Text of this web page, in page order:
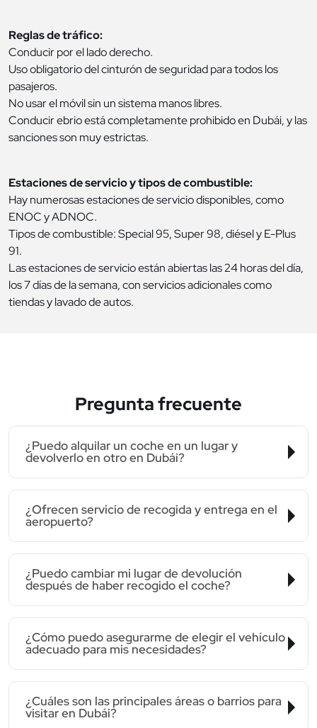
Reglas de tráfico:
Conducir por el lado derecho.
Uso obligatorio del cinturón de seguridad para todos los
pasajeros.
No usar el móvil sin un sistema manos libres.
Conducir ebrio está completamente prohibido en Dubái, y las
sanciones son muy estrictas.
Estaciones de servicio y tipos de combustible:
Hay numerosas estaciones de servicio disponibles, como
ENOC y ADNOC.
Tipos de combustible: Special 95, Super 98, diésel y E-Plus
91.
Las estaciones de servicio están abiertas las 24 horas del día,
los 7 días de la semana, con servicios adicionales como
tiendas y lavado de autos.
Pregunta frecuente
¿Puedo alquilar un coche en un lugar y
devolverlo en otro en Dubái?
¿Ofrecen servicio de recogida y entrega en el
aeropuerto?
¿Puedo cambiar mi lugar de devolución
después de haber recogido el coche?
¿Cómo puedo asegurarme de elegir el vehículo
adecuado para mis necesidades?
¿Cuáles son las principales áreas o barrios para
visitar en Dubái?